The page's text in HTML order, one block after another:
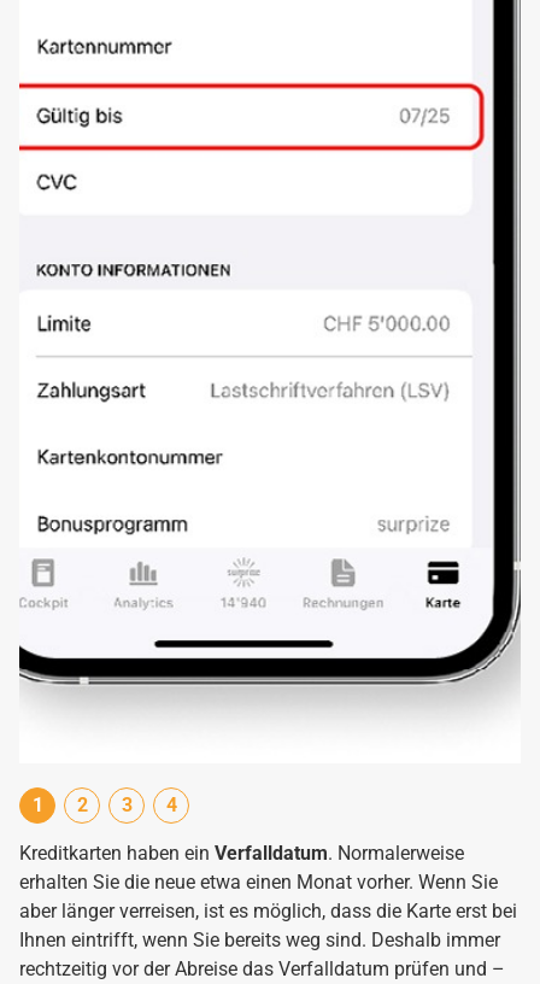
Kreditkarten haben ein Verfalldatum. Normalerweise
erhalten Sie die neue etwa einen Monat vorher. Wenn Sie
aber länger verreisen, ist es möglich, dass die Karte erst bei
Ihnen eintrifft, wenn Sie bereits weg sind. Deshalb immer
rechtzeitig vor der Abreise das Verfalldatum prüfen und –
1 2 3 4